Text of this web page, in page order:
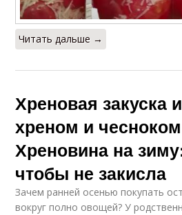
Читать дальше →
Хреновая закуска
хреном и
Хреновина на
чтобы не закисла
Зачем ранней осенью покупать
вокруг полно овощей? У